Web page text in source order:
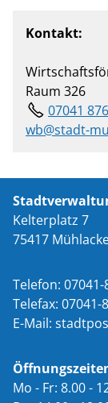
Kontakt:
Raum 326
07041
wb@stadt-
Kelterplatz 7
75417
Telefon: 07041-
Telefax: 07041-
E-Mail: st dtp
Mo - Fr: 8.00 -